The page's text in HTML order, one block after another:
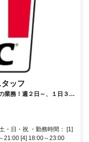
ッフ
業務！週２日～、１日３時
・日・祝 ・勤務時間： [1]
21:00 [4] 18:00～23:00